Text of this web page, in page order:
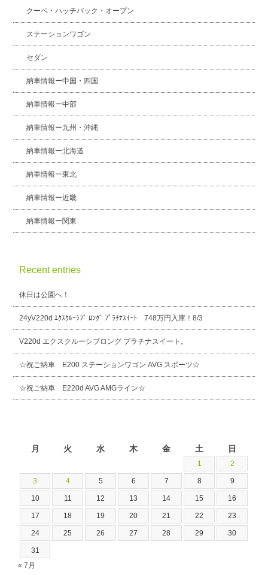
クーペ・ハッチバック・オープン
ステーションワゴン
セダン
納車情報ー中国・四国
納車情報ー中部
納車情報ー九州・沖縄
納車情報ー北海道
納車情報ー東北
納車情報ー近畿
納車情報ー関東
Recent entries
休日は公園へ！
24yV220d ｴｸｽｸﾙｰｼﾌﾞ ﾛﾝｸﾞ ﾌﾟﾗﾁﾅｽｲｰﾄ 748万円入庫！8/3
V220d エクスクルーシブロング プラチナスイート。
☆祝ご納車 E200 ステーションワゴン AVG スポーツ☆
☆祝ご納車 E220d AVG AMGライン☆
月 火 水 木 金 土 日
1 2
3 4 5 6 7 8 9
10 11 12 13 14 15 16
17 18 19 20 21 22 23
24 25 26 27 28 29 30
31
« 7月